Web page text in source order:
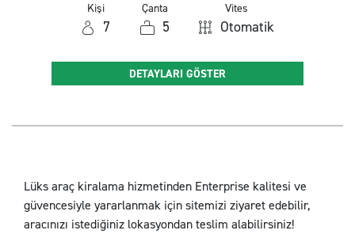
Kişi
7
Çanta
5
Vites
Otomatik
DETAYLARI GÖSTER
Lüks araç kiralama hizmetinden Enterprise kalitesi ve
güvencesiyle yararlanmak için sitemizi ziyaret edebilir,
aracınızı istediğiniz lokasyondan teslim alabilirsiniz!